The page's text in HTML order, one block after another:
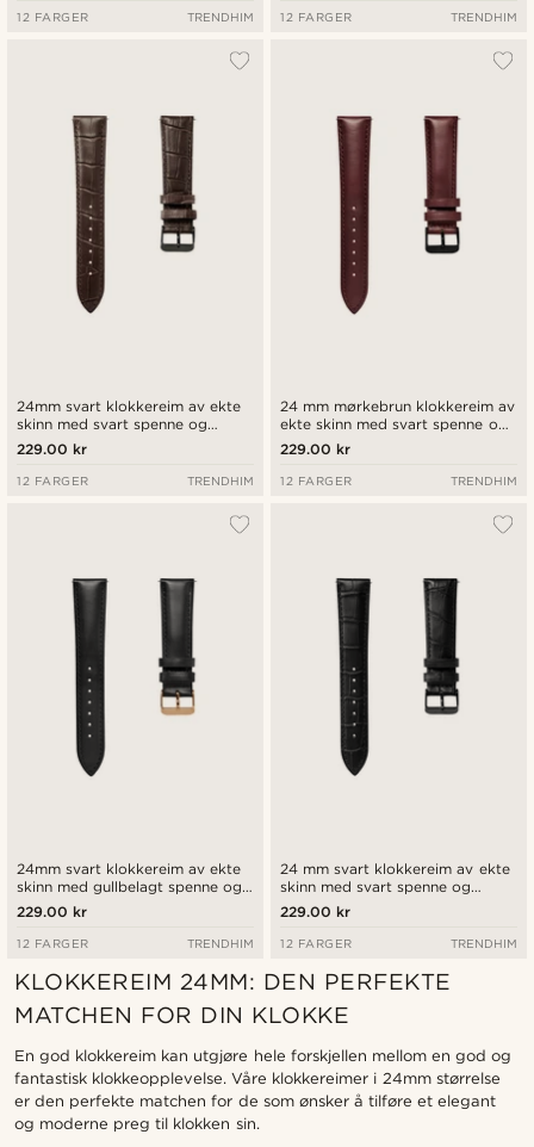
12 FARGER TRENDHIM 12 FARGER TRENDHIM
24mm svart klokkereim av ekte
skinn med svart spenne og
hurtigutløsende tapper
229.00 kr
12 FARGER TRENDHIM
24 mm mørkebrun klokkereim av
ekte skinn med svart spenne og
hurtigutløsende tapper
229.00 kr
12 FARGER TRENDHIM
24mm svart klokkereim av ekte
skinn med gullbelagt spenne og
hurtigutløsende tapper
229.00 kr
12 FARGER TRENDHIM
24 mm svart klokkereim av ekte
skinn med svart spenne og
hurtigutløsende tapper
229.00 kr
12 FARGER TRENDHIM
KLOKKEREIM 24MM: DEN PERFEKTE
MATCHEN FOR DIN KLOKKE
En god klokkereim kan utgjøre hele forskjellen mellom en god og
fantastisk klokkeopplevelse. Våre klokkereimer i 24mm størrelse
er den perfekte matchen for de som ønsker å tilføre et elegant
og moderne preg til klokken sin.